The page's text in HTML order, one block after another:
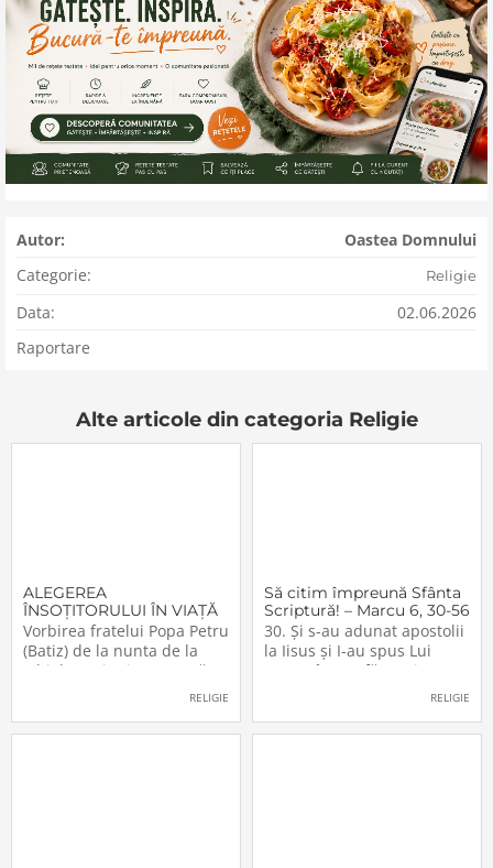
Autor:
Oastea Domnului
Categorie:
Religie
Data:
02.06.2026
Raportare
Alte articole din categoria Religie
ALEGEREA
ÎNSOŢITORULUI ÎN VIAŢĂ
Vorbirea fratelui Popa Petru
(Batiz) de la nunta de la
Ighiel – 17 iunie 1979 Mă
adresez, în primul rând,
bucuria aceasta: mirelui şi
RELIGIE
Să citim împreună Sfânta
Scriptură! – Marcu 6, 30-56
30. Şi s-au adunat apostolii
la Iisus şi I-au spus Lui
toate câte au făcut şi au
învăţat. 31. Şi El le-a zis:
în loc pustiu, şi odihniţi-vă
RELIGIE